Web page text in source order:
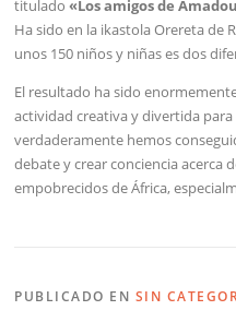
titulado«Los amigos de
Ha sido en la ikastola Orereta de
unos 150 niños y niñas es dos
El resultado ha sido
actividad creativa y divertida
verdaderamente hemos
debate y crear conciencia acerca
empobrecidos de África,
PUBLICADO EN SIN